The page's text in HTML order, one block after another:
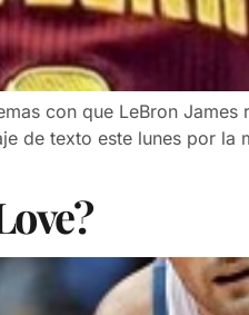
con que LeBron
de texto este lunes por